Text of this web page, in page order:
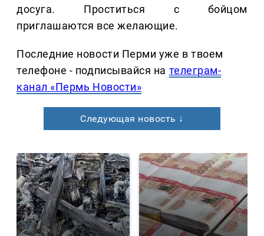
досуга. Проститься с бойцом
приглашаются все желающие.
Последние новости Перми уже в твоем
телефоне - подписывайся на телеграм-
канал «Пермь Новости»
Следующая новость ↓